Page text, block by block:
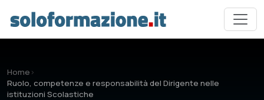
Home ›
Ruolo, competenze e responsabilità del Dirigente nelle
istituzioni Scolastiche